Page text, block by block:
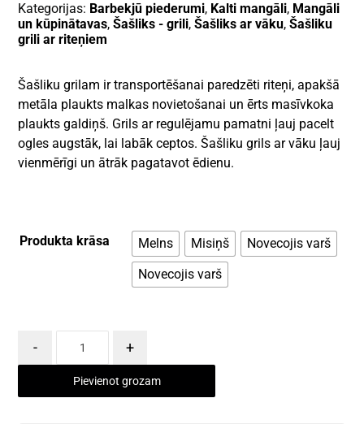
Kategorijas: Barbekjū piederumi, Kalti mangāli, Mangāli
un kūpinātavas,Šašliks - grili,Šašliks ar vāku,Šašliku
grili ar riteņiem
Šašliku grilam ir transportēšanai paredzēti riteņi, apakšā
metāla plaukts malkas novietošanai un ērts masīvkoka
plaukts galdiņš. Grils ar regulējamu pamatni ļauj pacelt
ogles augstāk, lai labāk ceptos. Šašliku grils ar vāku ļauj
vienmērīgi un ātrāk pagatavot ēdienu.
Produkta krāsa Melns Misiņš
Novecojis varš
Novecojis varš
- +
Pievienot grozam